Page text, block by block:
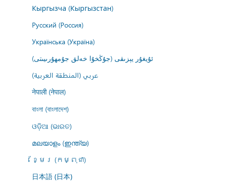
Кыргызча (Кыргызстан)
Русский (Россия)
Українська (Україна)
ئۇيغۇر يېزىقى (جۇڭخۇا خەلق جۇمھۇرىيىتى)
عربي (المنطقة العربية)
नेपाली (नेपाल)
বাংলা (বাংলাদেশ)
ଓଡ଼ିଆ (ଭାରତ)
മലയാളം (ഇന്ത്യ)
ខ្មែរ (កម្ពុជា)
日本語 (日本)